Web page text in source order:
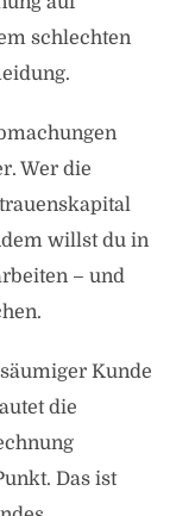
schlechten
Wer die
willst du in
– und
Kunde
die
Das ist